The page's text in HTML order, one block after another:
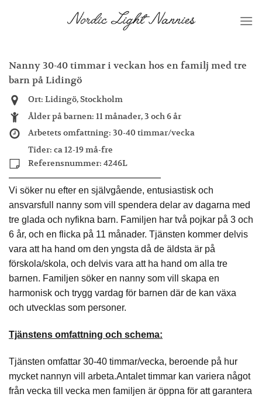
Nanny 30-40 timmar i veckan hos en familj med tre
barn på Lidingö
Ort: Lidingö, Stockholm
Ålder på barnen: 11 månader, 3 och 6 år
Arbetets omfattning: 30-40 timmar/vecka
Tider: ca 12-19 må-fre
Referensnummer: 4246L
Vi söker nu efter en självgående, entusiastisk och
ansvarsfull nanny som vill spendera delar av dagarna med
tre glada och nyfikna barn. Familjen har två pojkar på 3 och
6 år, och en flicka på 11 månader. Tjänsten kommer delvis
vara att ha hand om den yngsta då de äldsta är på
förskola/skola, och delvis vara att ha hand om alla tre
barnen. Familjen söker en nanny som vill skapa en
harmonisk och trygg vardag för barnen där de kan växa
och utvecklas som personer.
Tjänstens omfattning och schema:
Tjänsten omfattar 30-40 timmar/vecka, beroende på hur
mycket nannyn vill arbeta.Antalet timmar kan variera något
från vecka till vecka men familjen är öppna för att garantera